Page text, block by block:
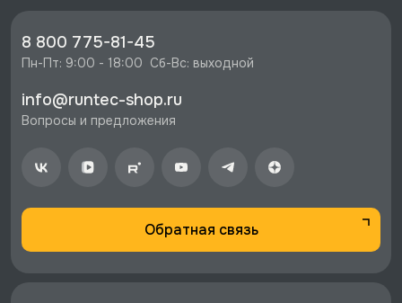
602530-12-14 со скидкой - 927 руб.
⚡️ Бесплатная доставка в Москве, Санкт-
стоимости заказа.
8 800 775-81-45
Пн-Пт: 9:00 - 18:00  Сб-Вс: выходной
info@runtec-shop.ru
Вопросы и предложения
Обратная связь